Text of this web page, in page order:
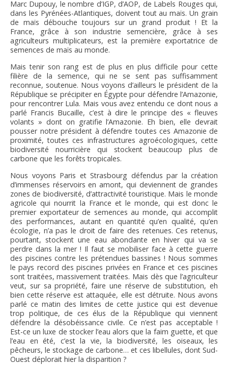
Marc Dupouy, le nombre d’IGP, d’AOP, de Labels Rouges qui,
dans les Pyrénées-Atlantiques, doivent tout au maïs. Un grain
de maïs débouche toujours sur un grand produit ! Et la
France, grâce à son industrie semencière, grâce à ses
agriculteurs multiplicateurs, est la première exportatrice de
semences de maïs au monde.
Mais tenir son rang est de plus en plus difficile pour cette
filière de la semence, qui ne se sent pas suffisamment
reconnue, soutenue. Nous voyons d’ailleurs le président de la
République se précipiter en Égypte pour défendre l’Amazonie,
pour rencontrer Lula. Mais vous avez entendu ce dont nous a
parlé Francis Bucaille, c’est à dire le principe des « fleuves
volants » dont on gratifie l’Amazonie. Eh bien, elle devrait
pousser notre président à défendre toutes ces Amazonie de
proximité, toutes ces infrastructures agroécologiques, cette
biodiversité nourricière qui stockent beaucoup plus de
carbone que les forêts tropicales.
Nous voyons Paris et Strasbourg défendus par la création
d’immenses réservoirs en amont, qui deviennent de grandes
zones de biodiversité, d’attractivité touristique. Mais le monde
agricole qui nourrit la France et le monde, qui est donc le
premier exportateur de semences au monde, qui accomplit
des performances, autant en quantité qu’en qualité, qu’en
écologie, n’a pas le droit de faire des retenues. Ces retenus,
pourtant, stockent une eau abondante en hiver qui va se
perdre dans la mer ! Il faut se mobiliser face à cette guerre
des piscines contre les prétendues bassines ! Nous sommes
le pays record des piscines privées en France et ces piscines
sont traitées, massivement traitées. Mais dès que l’agriculteur
veut, sur sa propriété, faire une réserve de substitution, eh
bien cette réserve est attaquée, elle est détruite. Nous avons
parlé ce matin des limites de cette justice qui est devenue
trop politique, de ces élus de la République qui viennent
défendre la désobéissance civile. Ce n’est pas acceptable !
Est-ce un luxe de stocker l’eau alors que la faim guette, et que
l’eau en été, c’est la vie, la biodiversité, les oiseaux, les
pêcheurs, le stockage de carbone… et ces libellules, dont Sud-
Ouest déplorait hier la disparition ?